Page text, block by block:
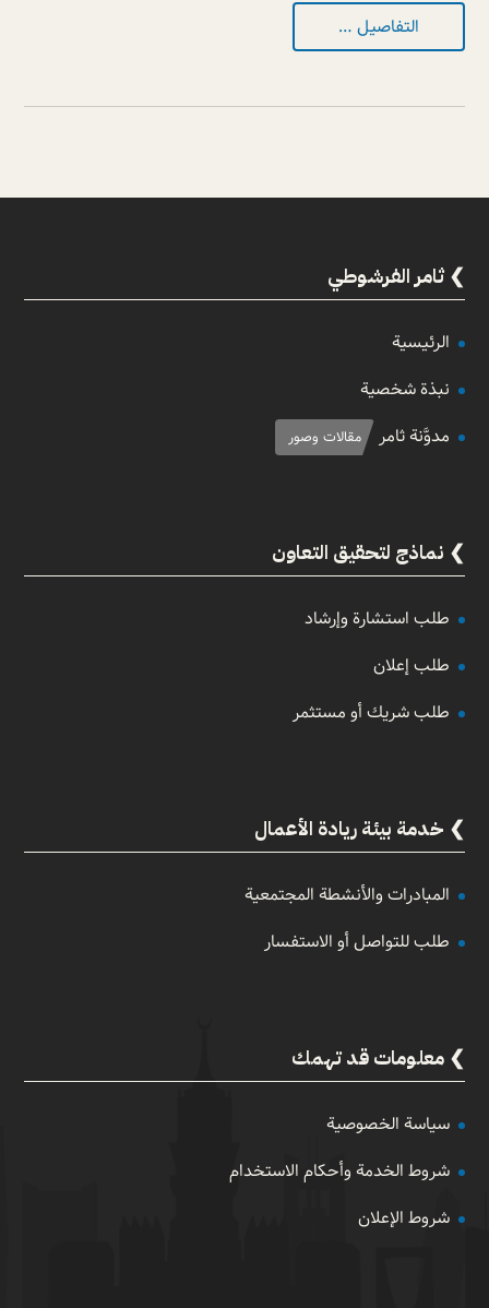
التفاصيل …
ثامر الفرشوطي
الرئيسية
نبذة شخصية
مدوَّنة ثامر
مقالات وصور
نماذج لتحقيق التعاون
طلب استشارة وإرشاد
طلب إعلان
طلب شريك أو مستثمر
خدمة بيئة ريادة الأعمال
المبادرات والأنشطة المجتمعية
طلب للتواصل أو الاستفسار
معلومات قد تهمك
سياسة الخصوصية
شروط الخدمة وأحكام الاستخدام
شروط الإعلان